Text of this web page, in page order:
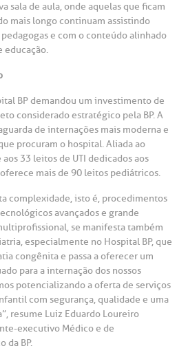
mais
965
mais
sala de aula, onde aquelas que ficam
mais longo continuam assistindo
e com o conteúdo alinhado
educação.
BP demandou um investimento de
considerado estratégico pela BP. A
de internações mais moderna e
procuram o hospital. Aliada ao
33 leitos de UTI dedicados aos
mais de 90 leitos pediátricos.
complexidade, isto é, procedimentos
avançados e grande
se manifesta também
especialmente no Hospital BP, que
congênita e passa a oferecer um
para a internação dos nossos
potencializando a oferta de serviços
com segurança, qualidade e uma
resume Luiz Eduardo Loureiro
executivo Médico e de
da BP.